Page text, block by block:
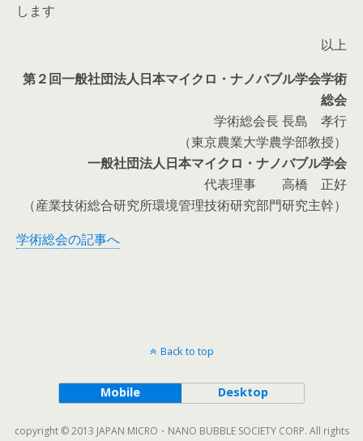
します
以上
第２回一般社団法人日本マイクロ・ナノバブル学会学術
総会
学術総会長 長島 孝行
（東京農業大学農学部教授）
一般社団法人日本マイクロ・ナノバブル学会
代表理事 高橋 正好
（産業技術総合研究所環境管理技術研究部門研究主幹）
学術総会の記事へ
Back to top
Mobile Desktop
copyright © 2013 JAPAN MICRO・NANO BUBBLE SOCIETY CORP. All rights